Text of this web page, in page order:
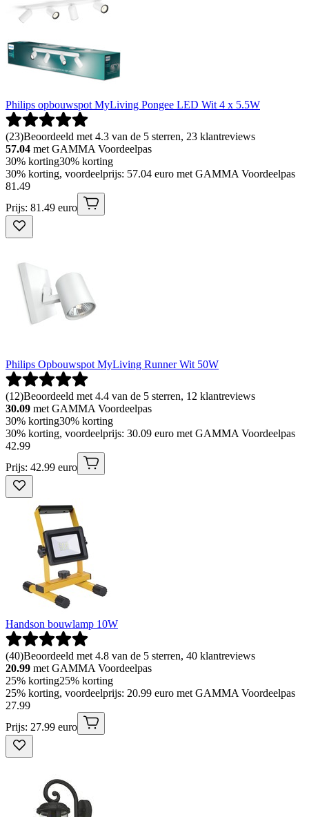
Philips opbouwspot MyLiving Pongee LED Wit 4 x 5.5W
(23)Beoordeeld met 4.3 van de 5 sterren, 23 klantreviews
57.04 met GAMMA Voordeelpas
30% korting30% korting
30% korting, voordeelprijs: 57.04 euro met GAMMA Voordeelpas
81 .49
Prijs: 81.49 euro
Philips Opbouwspot MyLiving Runner Wit 50W
(12)Beoordeeld met 4.4 van de 5 sterren, 12 klantreviews
30.09 met GAMMA Voordeelpas
30% korting30% korting
30% korting, voordeelprijs: 30.09 euro met GAMMA Voordeelpas
42.99
Prijs: 42.99 euro
Handson bouwlamp 10W
(40)Beoordeeld met 4.8 van de 5 sterren, 40 klantreviews
20.99 met GAMMA Voordeelpas
25% korting25% korting
25% korting, voordeelprijs: 20.99 euro met GAMMA Voordeelpas
27.99
Prijs: 27.99 euro